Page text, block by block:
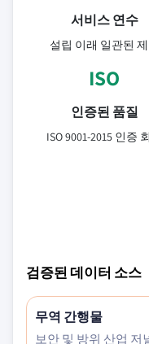
서비스 연수
설립 이래 일관된
ISO
인증된 품질
ISO 9001-2015 인증
검증된 데이터 소스
무역 간행물
보안 및 방위 산업 저